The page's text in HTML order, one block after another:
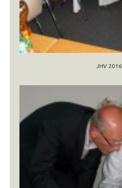
JHV 2016